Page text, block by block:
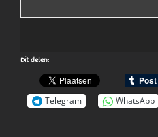
Dit delen:
Telegram
WhatsApp